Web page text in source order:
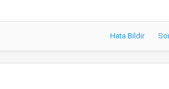
Hata Bildir